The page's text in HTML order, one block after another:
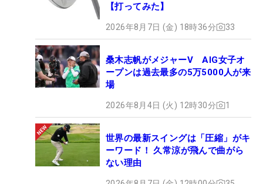
【打ってみた】
2026年8月7日 (金) 18時36分 33
桑木志帆がメジャーV AIG女子オ
ープンは過去最多の5万5000人が来
場
2026年8月4日 (火) 12時30分 1
世界の最新スイングは「圧縮」がキ
ーワード！ 久常涼が飛んで曲がら
ない理由